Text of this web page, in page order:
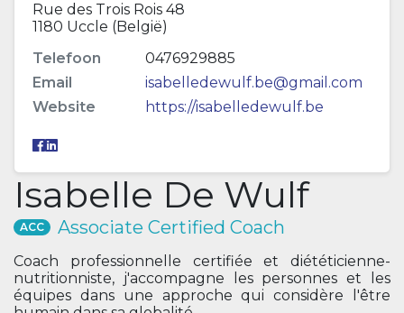
Rue des Trois Rois 48
1180 Uccle (België)
Telefoon
0476929885
Email
isabelledewulf.be@gmail.com
Website
https://isabelledewulf.be
Isabelle De Wulf
ACC Associate Certified Coach
Coach professionnelle certifiée et diététicienne-
nutritionniste, j'accompagne les personnes et les
équipes dans une approche qui considère l'être